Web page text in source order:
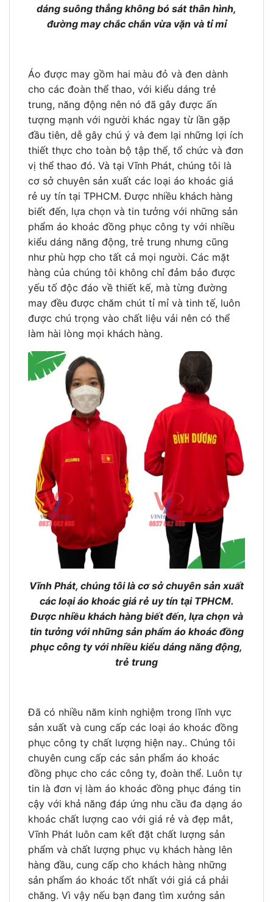
dáng suông thẳng không bó sát thân hình,
đường may chắc chắn vừa vặn và tỉ mỉ
Áo được may gồm hai màu đỏ và đen dành
cho các đoàn thể thao, với kiểu dáng trẻ
trung, năng động nên nó đã gây được ấn
tượng mạnh với người khác ngay từ lần gặp
đầu tiên, dễ gây chú ý và đem lại những lợi ích
thiết thực cho toàn bộ tập thể, tổ chức và đơn
vị thể thao đó. Và tại Vĩnh Phát, chúng tôi là
cơ sở chuyên sản xuất các loại áo khoác giá
rẻ uy tín tại TPHCM. Được nhiều khách hàng
biết đến, lựa chọn và tin tưởng với những sản
phẩm áo khoác đồng phục công ty với nhiều
kiểu dáng năng động, trẻ trung nhưng cũng
như phù hợp cho tất cả mọi người. Các mặt
hàng của chúng tôi không chỉ đảm bảo được
yếu tố độc đáo về thiết kế, mà từng đường
may đều được chăm chút tỉ mỉ và tinh tế, luôn
được chú trọng vào chất liệu vải nên có thể
làm hài lòng mọi khách hàng.
Vĩnh Phát, chúng tôi là cơ sở chuyên sản xuất
các loại áo khoác giá rẻ uy tín tại TPHCM.
Được nhiều khách hàng biết đến, lựa chọn và
tin tưởng với những sản phẩm áo khoác đồng
phục công ty với nhiều kiểu dáng năng động,
trẻ trung
Đã có nhiều năm kinh nghiệm trong lĩnh vực
sản xuất và cung cấp các loại áo khoác đồng
phục công ty chất lượng hiện nay.. Chúng tôi
chuyên cung cấp các sản phẩm áo khoác
đồng phục cho các công ty, đoàn thể. Luôn tự
tin là đơn vị làm áo khoác đồng phục đáng tin
cậy với khả năng đáp ứng nhu cầu đa dạng áo
khoác chất lượng cao với giá rẻ và đẹp mắt,
Vĩnh Phát luôn cam kết đặt chất lượng sản
phẩm và chất lượng phục vụ khách hàng lên
hàng đầu, cung cấp cho khách hàng những
sản phẩm áo khoác tốt nhất với giá cả phải
chăng. Vì vậy nếu bạn đang tìm xưởng sản